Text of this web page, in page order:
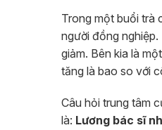
Trong một buổi trà
người đồng
giảm. Bên kia là
tăng là bao so với
Câu hỏi trung tâm
là: Lương bác sĩ